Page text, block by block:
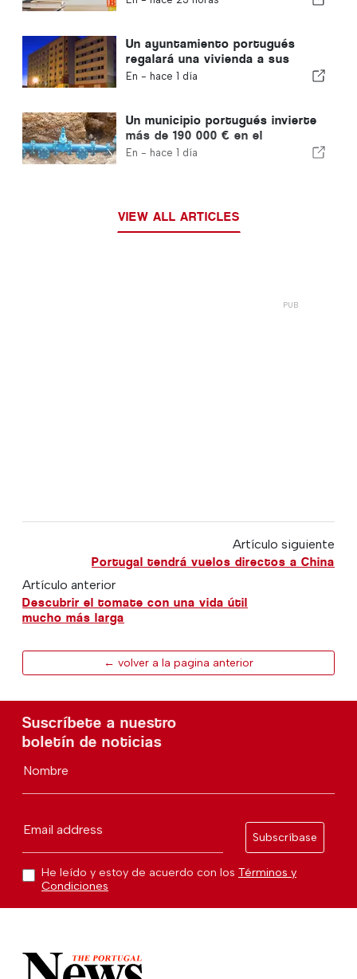
Un ayuntamiento portugués
regalará una vivienda a sus
ciudadanos
En - hace 1 día
Un municipio portugués invierte
más de 190 000 € en el
suministro de agua
En - hace 1 día
VIEW ALL ARTICLES
Artículo siguiente
Portugal tendrá vuelos directos a China
Artículo anterior
Descubrir el tomate con una vida útil
mucho más larga
← volver a la pagina anterior
Suscríbete a nuestro
boletín de noticias
Nombre
Email address
Subscríbase
He leído y estoy de acuerdo con los Términos y
Condiciones